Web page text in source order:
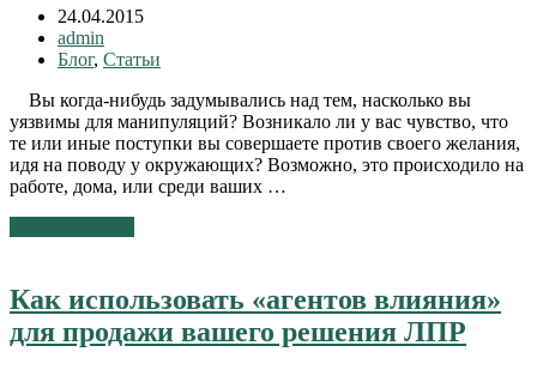
24.04.2015
admin
Блог, Статьи
Вы когда-нибудь задумывались над тем, насколько вы
уязвимы для манипуляций? Возникало ли у вас чувство, что
те или иные поступки вы совершаете против своего желания,
идя на поводу у окружающих? Возможно, это происходило на
работе, дома, или среди ваших …
Как использовать «агентов влияния»
для продажи вашего решения ЛПР